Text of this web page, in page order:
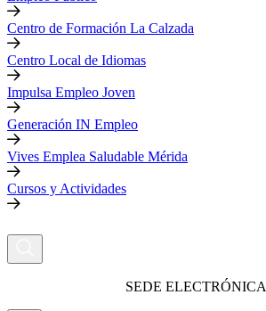
Centro de Formación La Calzada
Centro Local de Idiomas
Impulsa Empleo Joven
Generación IN Empleo
Vives Emplea Saludable Mérida
Cursos y Actividades
SEDE ELECTRÓNICA